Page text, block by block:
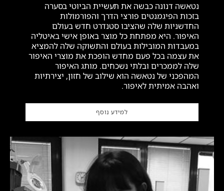
נטאשה דנונה כבשה את תעשיית הביוטי בסערה
בזכות הפיגמנטים פורצי הדרך והפורמולות
החדשניות שלה שהציבו סטנדרט חדש בעולם
האיפור. היא מפתחת כל מוצר באופן אישי באיטליה
במעבדות המובילות בעולם והתשוקה שלה להמציא
את עצמה בכל פעם מחדש הופכת את מוצרי האיפור
שלה לממכרים ובלתי נשכחים. מותג האיפור
המהפכני של נטאשה הוא שילוב של חזון, יצירתיות
ואהבה אמיתית לאיפור.
למידע נוסף